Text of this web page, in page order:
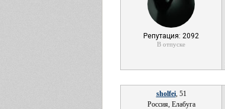
Репутация: 2092
В отпуске
sholfei, 51
Россия, Елабуга